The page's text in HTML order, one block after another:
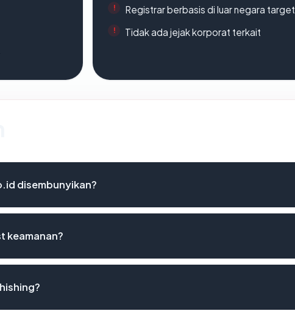
Registrar berbasis di luar negara target
Tidak ada jejak korporat terkait
disembunyikan?
keamanan?